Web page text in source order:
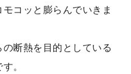
コッと膨らんでいきま
の断熱を目的としている
。